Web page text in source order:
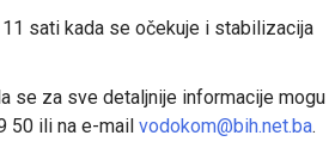
sati kada se očekuje i stabilizacija
se za sve detaljnije informacije mogu
50 ili na e-mail vodokom@bih.net.ba.